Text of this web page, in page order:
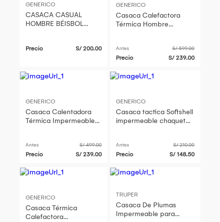
GENERICO
CASACA CASUAL
HOMBRE BÉISBOL
Precio S/ 200.00
GENERICO
Casaca Calefactora
Térmica Hombre
Antes S/ 599.00
Precio S/ 239.00
GENERICO
Casaca Calentadora
Térmica Impermeable
Antes S/ 499.00
Precio S/ 239.00
GENERICO
Casaca tactica Softshell
impermeable chaqueta
Antes S/ 210.00
Precio S/ 148.50
GENERICO
Casaca Térmica
Calefactora
TRUPER
Casaca De Plumas
Impermeable para